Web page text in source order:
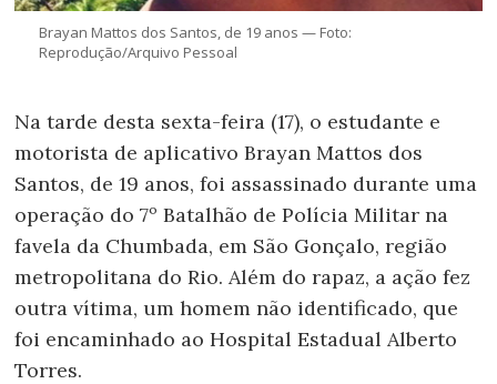
Brayan Mattos dos Santos, de 19 anos — Foto:
Reprodução/Arquivo Pessoal
Na tarde desta sexta-feira (17), o estudante e
motorista de aplicativo Brayan Mattos dos
Santos, de 19 anos, foi assassinado durante uma
operação do 7º Batalhão de Polícia Militar na
favela da Chumbada, em São Gonçalo, região
metropolitana do Rio. Além do rapaz, a ação fez
outra vítima, um homem não identificado, que
foi encaminhado ao Hospital Estadual Alberto
Torres.